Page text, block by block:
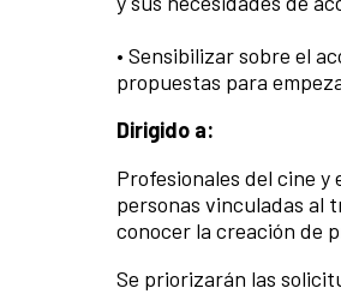
• Sensibilizar sobre el
propuestas para
Dirigido a:
Profesionales del cine
personas vinculadas al
conocer la creación de
Se priorizarán las